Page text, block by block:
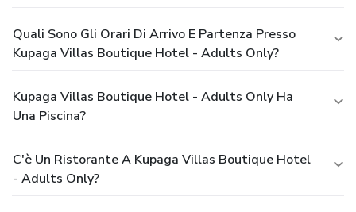
Quali Sono Gli Orari Di Arrivo E Partenza Presso
Kupaga Villas Boutique Hotel - Adults Only?
Kupaga Villas Boutique Hotel - Adults Only Ha
Una Piscina?
C'è Un Ristorante A Kupaga Villas Boutique Hotel
- Adults Only?